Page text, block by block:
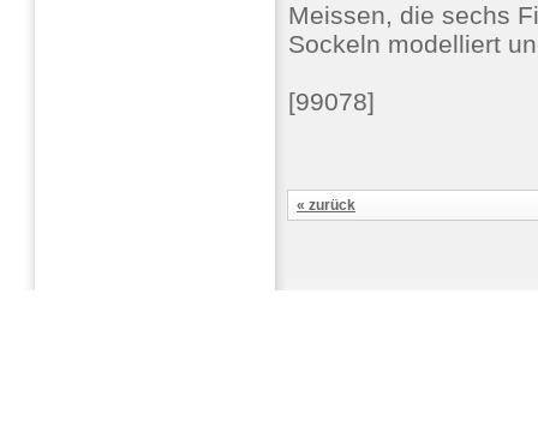
Meissen, die sechs
Sockeln modelliert
[99078]
« zurück